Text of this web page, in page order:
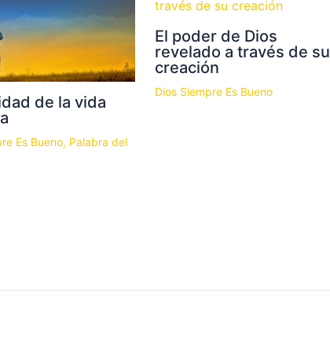
de la vida
Es Bueno, Palabra del
El poder de Dios
revelado a través de su
creación
Dios Siempre Es Bueno